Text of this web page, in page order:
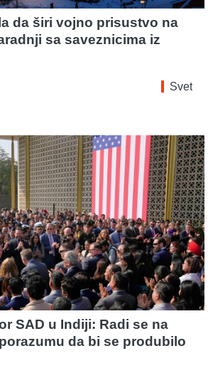
da širi vojno prisustvo na
sa saveznicima iz
Svet
SAD u Indiji: Radi se na
da bi se produbilo